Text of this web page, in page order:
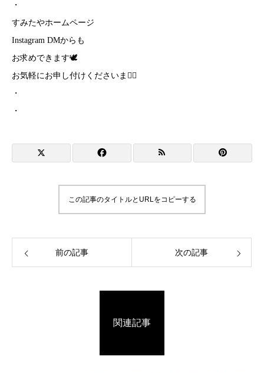
・
すみたやホームページ
Instagram DMからも
お求めできます🕊
お気軽にお申し付けくださいませ🏻
・
・
この記事のタイトルとURLをコピーする
前の記事 次の記事
関連記事